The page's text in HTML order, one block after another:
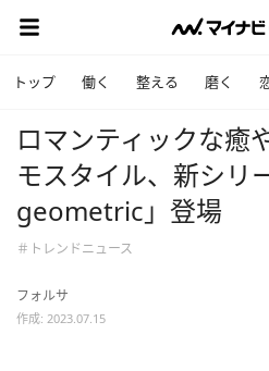
トップ 働く 整える 磨く
ロマンティックな癒
モスタイル、新シリ
geometric」登場
＃トレンドニュース
フォルサ
作成: 2023.07.15